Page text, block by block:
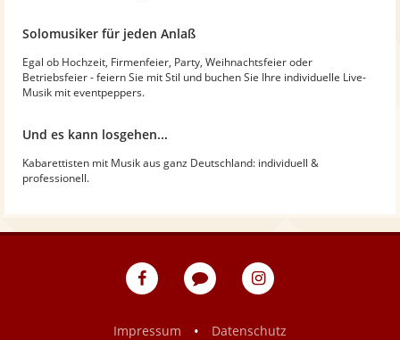
Solomusiker für jeden Anlaß
Egal ob Hochzeit, Firmenfeier, Party, Weihnachtsfeier oder
Betriebsfeier - feiern Sie mit Stil und buchen Sie Ihre individuelle Live-
Musik mit eventpeppers.
Und es kann losgehen...
Kabarettisten mit Musik aus ganz Deutschland: individuell &
professionell.
eventpeppers
Blog
eventpeppers
Impressum
• Datenschutz